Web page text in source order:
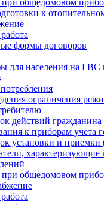
общедомовом
к
формы договоров
для населения на ГВС
ограничения
действий
к приборам учета
установки и приемки
характеризующие
общедомовом